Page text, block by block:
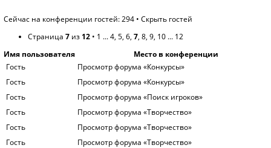
Сейчас на конференции гостей: 294 • Скрыть гостей
Страница 7 из 12 • 1 ...4, 5, 6, 7, 8, 9, 10 ... 12
Имя пользователя
Место в конференции
Гость
Просмотр форума «Конкурсы»
Гость
Просмотр форума «Конкурсы»
Гость
Просмотр форума «Поиск игроков»
Гость
Просмотр форума «Творчество»
Гость
Просмотр форума «Творчество»
Гость
Просмотр форума «Творчество»